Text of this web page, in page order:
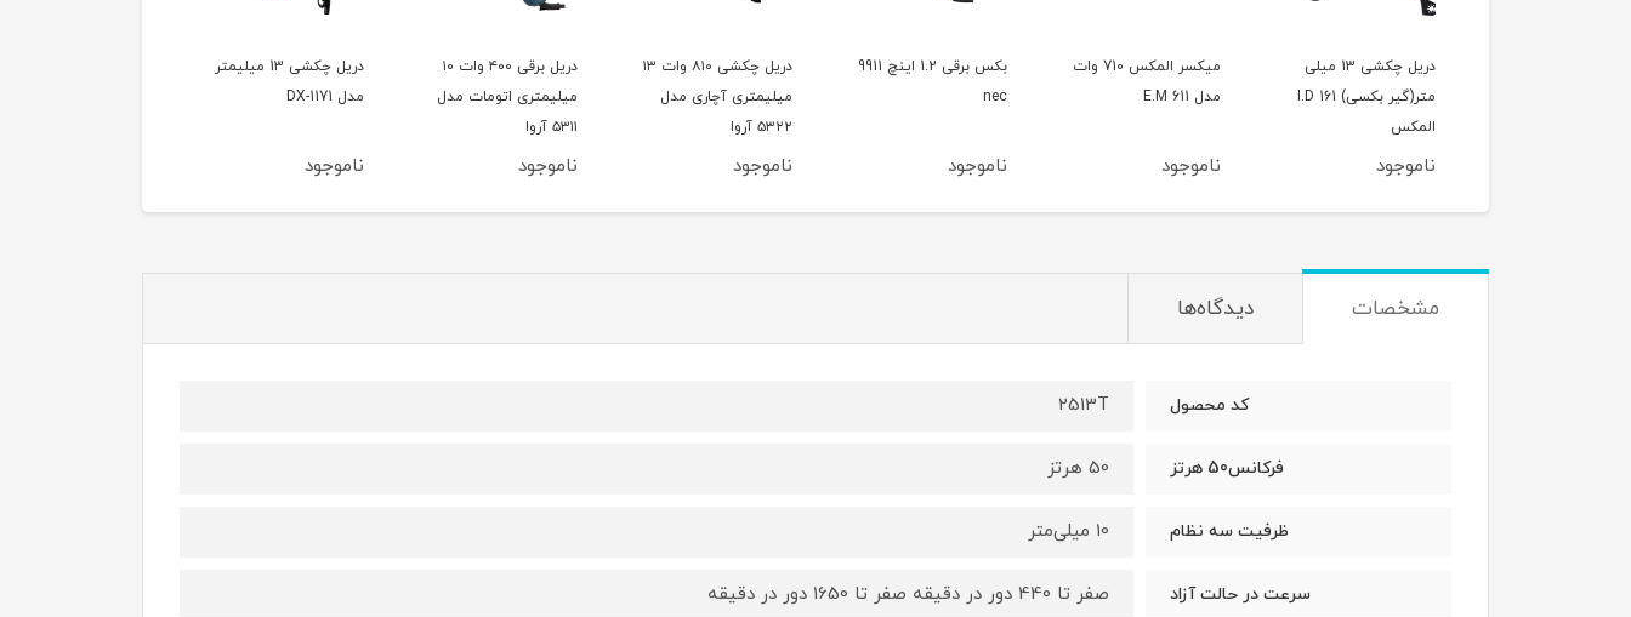
دریل چکشی 13 میلی
متر(گیر بکسی) I.D 161
المکس
ناموجود
میکسر المکس 710 وات
مدل E.M 611
ناموجود
بکس برقی 1.2 اینچ 9911
nec
ناموجود
دریل چکشی ۸۱۰ وات ۱۳
میلیمتری آچاری مدل
۵۳۲۲ آروا
ناموجود
دریل برقی ۴۰۰ وات ۱۰
میلیمتری اتومات مدل
۵۳۱۱ آروا
ناموجود
دریل چکشی 13 میلیمتر
مدل DX-1171
ناموجود
مشخصات دیدگاه‌ها
کد محصول 2513T
فرکانس50 هرتز 50 هرتز
ظرفیت سه نظام 10 میلی‌متر
سرعت در حالت آزاد صفر تا 440 دور در دقیقه صفر تا 1650 دور در دقیقه